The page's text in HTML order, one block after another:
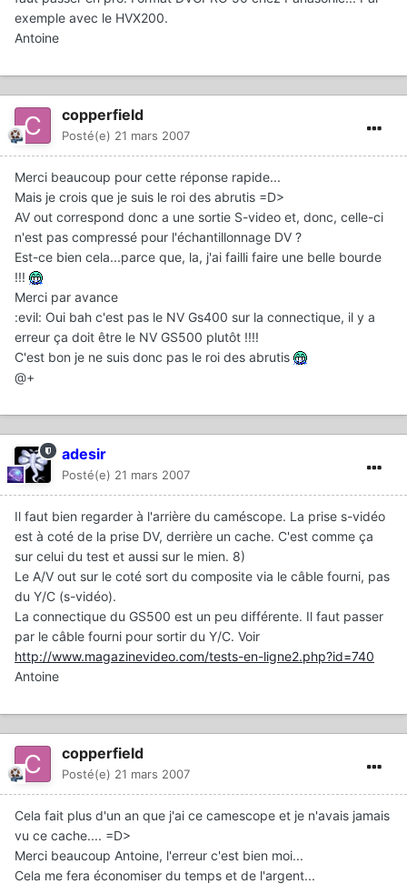
exemple avec le HVX200.
Antoine
copperfield
Posté(e) 21 mars 2007
Merci beaucoup pour cette réponse rapide...
Mais je crois que je suis le roi des abrutis =D>
AV out correspond donc a une sortie S-video et, donc, celle-ci
n'est pas compressé pour l'échantillonnage DV ?
Est-ce bien cela...parce que, la, j'ai failli faire une belle bourde
!!!
Merci par avance
:evil: Oui bah c'est pas le NV Gs400 sur la connectique, il y a
erreur ça doit être le NV GS500 plutôt !!!!
C'est bon je ne suis donc pas le roi des abrutis
@+
adesir
Posté(e) 21 mars 2007
Il faut bien regarder à l'arrière du caméscope. La prise s-vidéo
est à coté de la prise DV, derrière un cache. C'est comme ça
sur celui du test et aussi sur le mien. 8)
Le A/V out sur le coté sort du composite via le câble fourni, pas
du Y/C (s-vidéo).
La connectique du GS500 est un peu différente. Il faut passer
par le câble fourni pour sortir du Y/C. Voir
http://www.magazinevideo.com/tests-en-ligne2.php?id=740
Antoine
copperfield
Posté(e) 21 mars 2007
Cela fait plus d'un an que j'ai ce camescope et je n'avais jamais
vu ce cache.... =D>
Merci beaucoup Antoine, l'erreur c'est bien moi...
Cela me fera économiser du temps et de l'argent...